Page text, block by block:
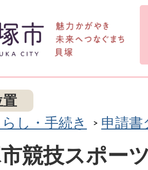
らし・手続き 申請書
競技スポー